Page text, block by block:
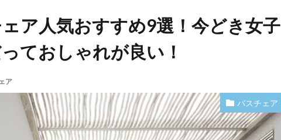
ア人気おすすめ9選！今どき女子
ておしゃれが良い！
ア
バスチェア